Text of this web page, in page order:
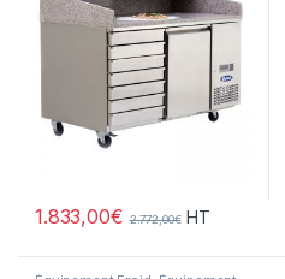
1.833,00€ 2.772,00€ HT